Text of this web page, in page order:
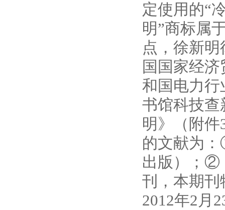
定使用的“
明”商标属
点，徐新
国国家经
和国电力行
书馆科技查
明》（附件
的文献为
出版）；②
刊，本期刊
2012年2月